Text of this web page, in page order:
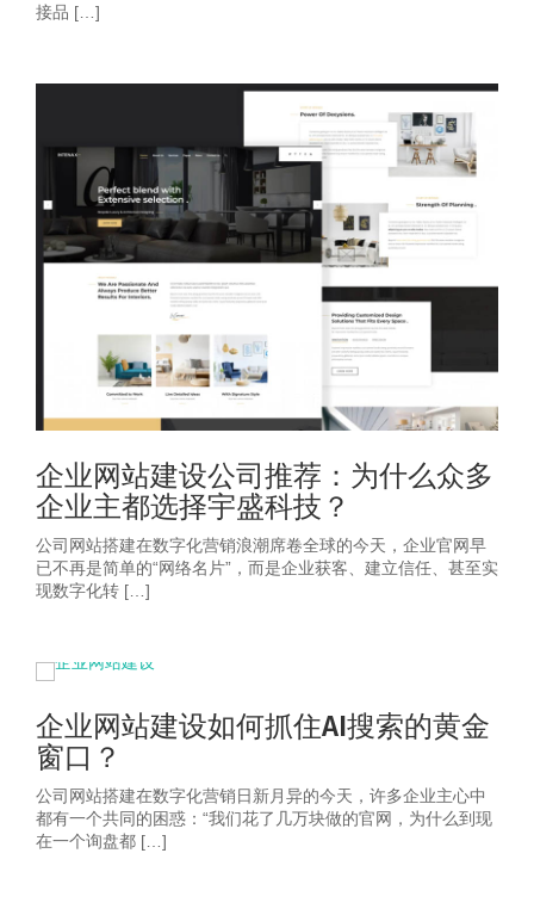
接品 […]
企业网站建设公司推荐：为什么众多
企业主都选择宇盛科技？
公司网站搭建在数字化营销浪潮席卷全球的今天，企业官网早
已不再是简单的“网络名片”，而是企业获客、建立信任、甚至实
现数字化转 […]
企业网站建设如何抓住AI搜索的黄金
窗口？
公司网站搭建在数字化营销日新月异的今天，许多企业主心中
都有一个共同的困惑：“我们花了几万块做的官网，为什么到现
在一个询盘都 […]